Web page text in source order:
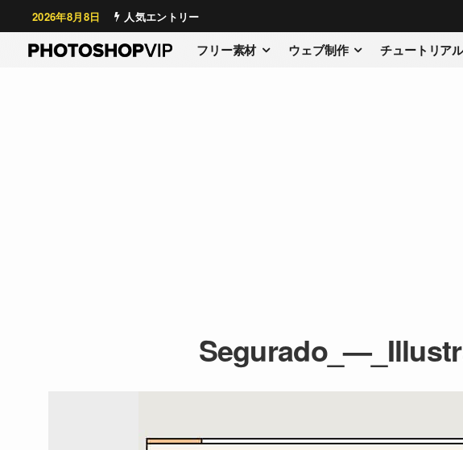
2026年8月8日 人気エントリー
フリー素材 ウェブ制作 チュートリア